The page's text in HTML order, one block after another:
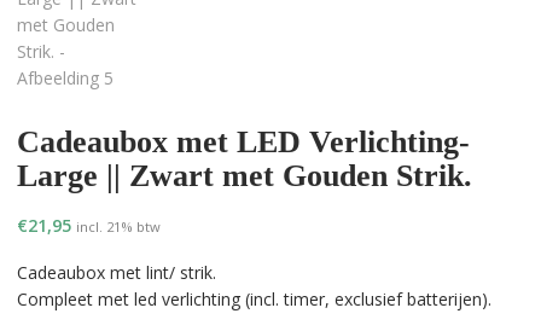
Cadeaubox met LED Verlichting-
Large || Zwart met Gouden Strik.
€21,95 incl. 21% btw
Cadeaubox met lint/ strik.
Compleet met led verlichting (incl. timer, exclusief batterijen).